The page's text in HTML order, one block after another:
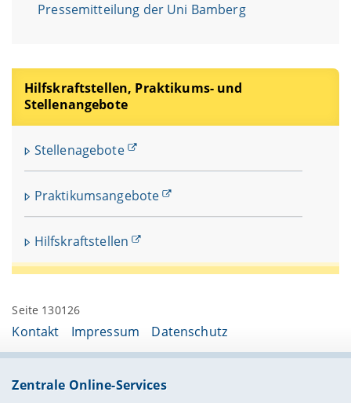
Pressemitteilung der Uni Bamberg
Hilfskraftstellen, Praktikums- und
Stellenangebote
Stellenagebote
Praktikumsangebote
Hilfskraftstellen
Seite 130126
Kontakt Impressum Datenschutz
Zentrale Online-Services